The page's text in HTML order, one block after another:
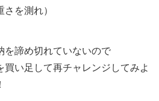
を測れ）
を諦め切れていないので
い足して再チャレンジしてみよ